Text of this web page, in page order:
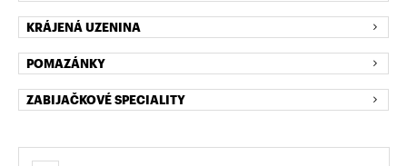
KRÁJENÁ UZENINA
POMAZÁNKY
ZABIJAČKOVÉ SPECIALITY